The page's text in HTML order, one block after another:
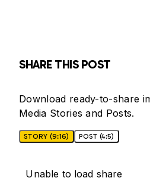
SHARE THIS POST
Download ready-to-share
Media Stories and Posts.
STORY (9:16) POST (4:5)
Unable to load share